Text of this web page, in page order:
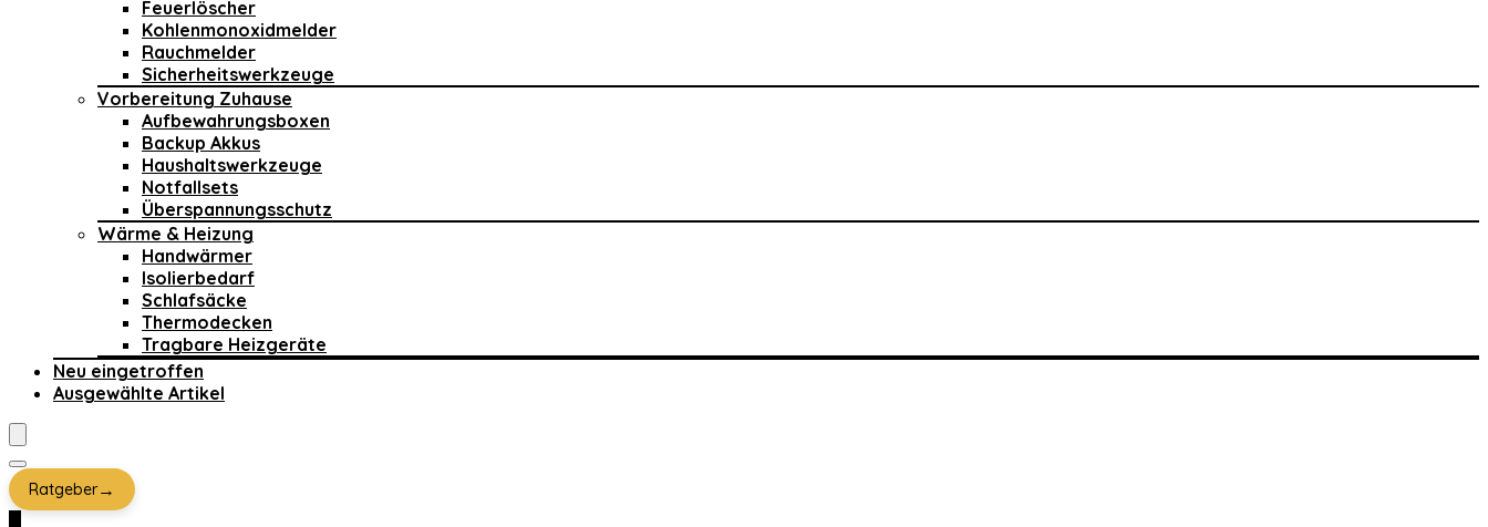
Feuerlöscher
Kohlenmonoxidmelder
Rauchmelder
Sicherheitswerkzeuge
Vorbereitung Zuhause
Aufbewahrungsboxen
Backup Akkus
Haushaltswerkzeuge
Notfallsets
Überspannungsschutz
Wärme & Heizung
Handwärmer
Isolierbedarf
Schlafsäcke
Thermodecken
Tragbare Heizgeräte
Neu eingetroffen
Ausgewählte Artikel
Ratgeber→